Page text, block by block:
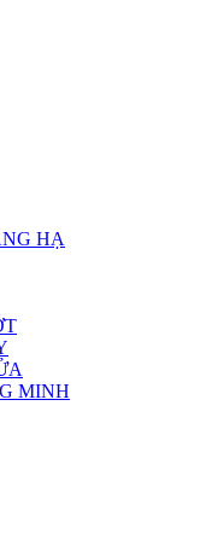
HẠ
MINH